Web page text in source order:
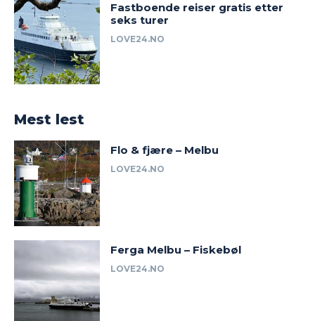
Fastboende reiser gratis etter
seks turer
LOVE24.NO
Mest lest
Flo & fjære – Melbu
LOVE24.NO
Ferga Melbu – Fiskebøl
LOVE24.NO